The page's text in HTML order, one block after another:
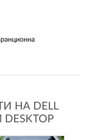
НА DELL
DESKTOP